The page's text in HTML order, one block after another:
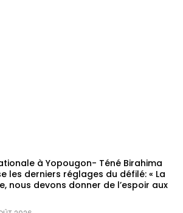
à Yopougon- Téné Birahima
les derniers réglages du défilé: « La
nous devons donner de l’espoir aux